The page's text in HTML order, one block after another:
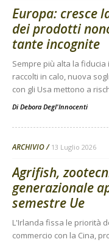
Europa: cresce
dei prodotti
tante incognite
Sempre più alta la
raccolti in calo, nuova
con gli Usa mettono a
Di Debora Degl'Innocenti
ARCHIVIO 13 Luglio 2026
Agrifish,
generazionale
semestre Ue
L'Irlanda fissa le priorità
commercio con la Cina,